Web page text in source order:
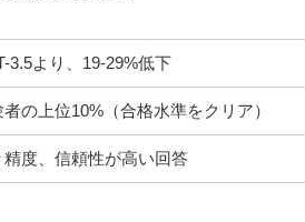
3.5より、19-29%低下
者の上位10%（合格水準をクリア）
精度、信頼性が高い回答